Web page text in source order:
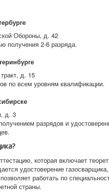
Обороны, д. 42
получения 2-6 разряда.
д. 15
по всем уровням квалификации.
д. 3
разрядов и
которая включает
удостоверение
работать по
страны.